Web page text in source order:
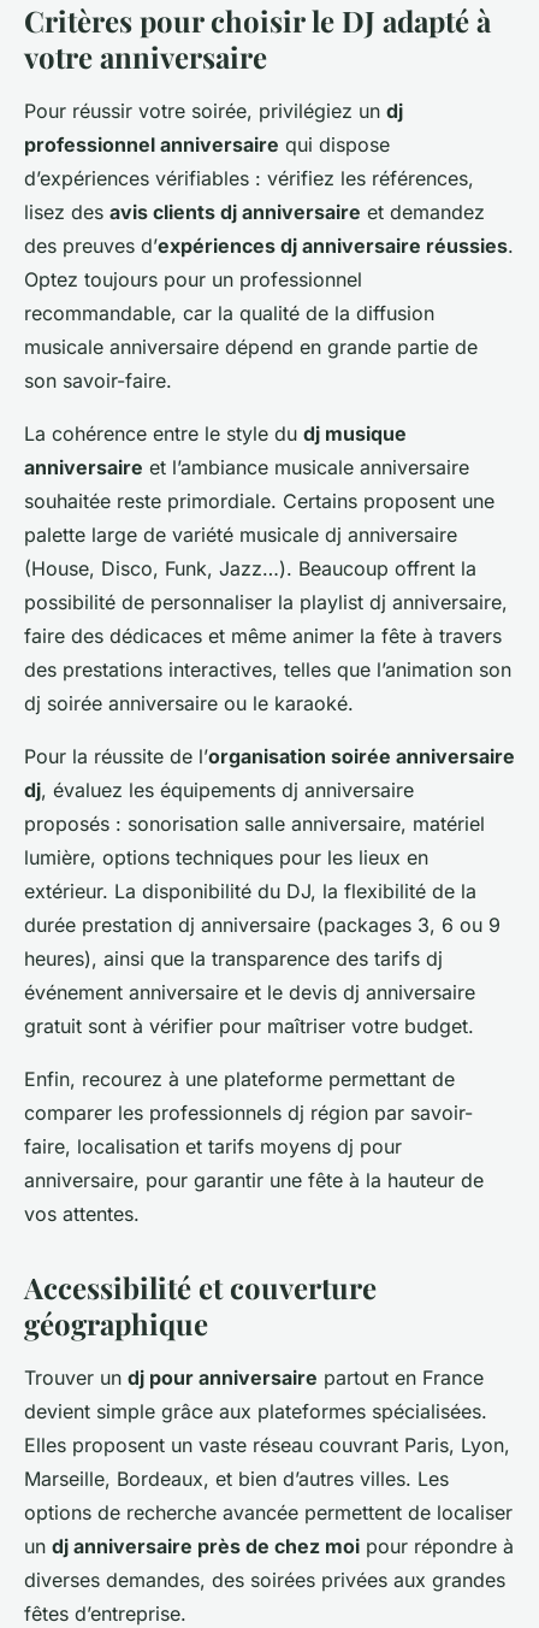
Critères pour choisir le DJ adapté à
votre anniversaire
Pour réussir votre soirée, privilégiez un dj
professionnel anniversaire qui dispose
d’expériences vérifiables : vérifiez les références,
lisez des avis clients dj anniversaire et demandez
des preuves d’expériences dj anniversaire réussies.
Optez toujours pour un professionnel
recommandable, car la qualité de la diffusion
musicale anniversaire dépend en grande partie de
son savoir-faire.
La cohérence entre le style du dj musique
anniversaire et l’ambiance musicale anniversaire
souhaitée reste primordiale. Certains proposent une
palette large de variété musicale dj anniversaire
(House, Disco, Funk, Jazz…). Beaucoup offrent la
possibilité de personnaliser la playlist dj anniversaire,
faire des dédicaces et même animer la fête à travers
des prestations interactives, telles que l’animation son
dj soirée anniversaire ou le karaoké.
Pour la réussite de l’organisation soirée anniversaire
dj, évaluez les équipements dj anniversaire
proposés : sonorisation salle anniversaire, matériel
lumière, options techniques pour les lieux en
extérieur. La disponibilité du DJ, la flexibilité de la
durée prestation dj anniversaire (packages 3, 6 ou 9
heures), ainsi que la transparence des tarifs dj
événement anniversaire et le devis dj anniversaire
gratuit sont à vérifier pour maîtriser votre budget.
Enfin, recourez à une plateforme permettant de
comparer les professionnels dj région par savoir-
faire, localisation et tarifs moyens dj pour
anniversaire, pour garantir une fête à la hauteur de
vos attentes.
Accessibilité et couverture
géographique
Trouver un dj pour anniversaire partout en France
devient simple grâce aux plateformes spécialisées.
Elles proposent un vaste réseau couvrant Paris, Lyon,
Marseille, Bordeaux, et bien d’autres villes. Les
options de recherche avancée permettent de localiser
un dj anniversaire près de chez moi pour répondre à
diverses demandes, des soirées privées aux grandes
fêtes d’entreprise.